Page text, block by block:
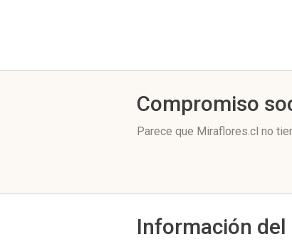
Compromiso
Parece que Miraflores.cl no
Información del